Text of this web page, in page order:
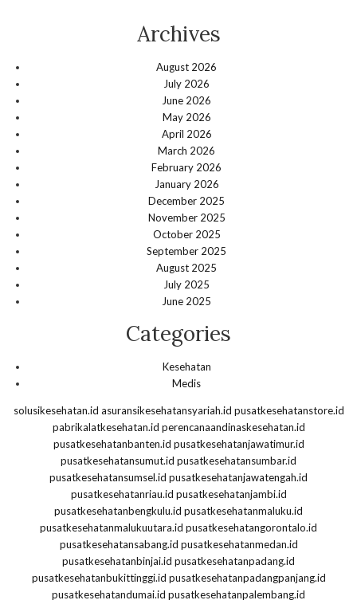
Archives
August 2026
July 2026
June 2026
May 2026
April 2026
March 2026
February 2026
January 2026
December 2025
November 2025
October 2025
September 2025
August 2025
July 2025
June 2025
Categories
Kesehatan
Medis
solusikesehatan.id asuransikesehatansyariah.id pusatkesehatanstore.id
pabrikalatkesehatan.id perencanaandinaskesehatan.id
pusatkesehatanbanten.id pusatkesehatanjawatimur.id
pusatkesehatansumut.id pusatkesehatansumbar.id
pusatkesehatansumsel.id pusatkesehatanjawatengah.id
pusatkesehatanriau.id pusatkesehatanjambi.id
pusatkesehatanbengkulu.id pusatkesehatanmaluku.id
pusatkesehatanmalukuutara.id pusatkesehatangorontalo.id
pusatkesehatansabang.id pusatkesehatanmedan.id
pusatkesehatanbinjai.id pusatkesehatanpadang.id
pusatkesehatanbukittinggi.id pusatkesehatanpadangpanjang.id
pusatkesehatandumai.id pusatkesehatanpalembang.id